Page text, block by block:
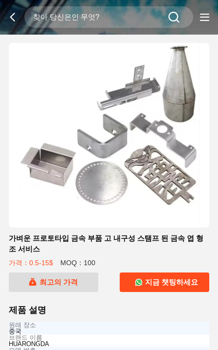
가벼운 프로토타입 금속 부품 고 내구성 스탬프 된 금속 엽 형
조 서비스
가격：0.5-15$ MOQ：100
최고의 가격 지금 챗팅하세요
제품 설명
원래 장소
중국
브랜드 이름
HUARONGDA